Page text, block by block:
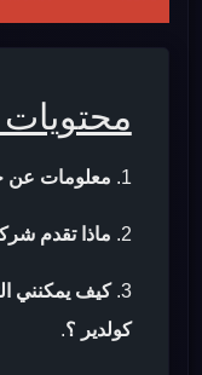
محتويات
معلومات عن
ماذا تقدم
كيف يمكنني
كولدير ؟.